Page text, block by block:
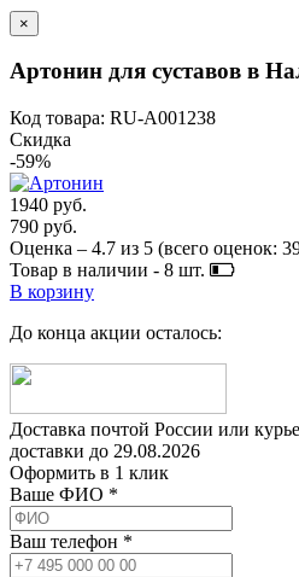
×
Артонин для суставов в
Код товара: RU-A001238
Скидка
-59%
1940 руб.
790 руб.
Оценка – 4.7 из 5 (всего оценок:
Товар в наличии - 8 шт.
В корзину
До конца акции осталось:
Доставка почтой России или
доставки до 29.08.2026
Оформить в 1 клик
Ваше ФИО *
Ваш телефон *